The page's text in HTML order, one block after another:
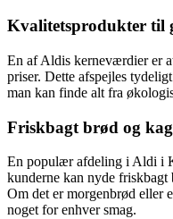
Kvalitetsprodukter til
En af Aldis kerneværdier er
priser. Dette afspejles
man kan finde alt fra
Friskbagt brød og
En populær afdeling i Aldi i
kunderne kan nyde
Om det er morgenbrød eller
noget for enhver smag.